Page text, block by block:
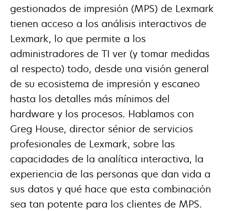
gestionados de impresión (MPS) de Lexmark
tienen acceso a los análisis interactivos de
Lexmark, lo que permite a los
administradores de TI ver (y tomar medidas
al respecto) todo, desde una visión general
de su ecosistema de impresión y escaneo
hasta los detalles más mínimos del
hardware y los procesos. Hablamos con
Greg House, director sénior de servicios
profesionales de Lexmark, sobre las
capacidades de la analítica interactiva, la
experiencia de las personas que dan vida a
sus datos y qué hace que esta combinación
sea tan potente para los clientes de MPS.